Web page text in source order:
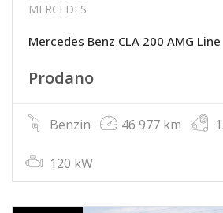
MERCEDES
Mercedes Benz CLA 200 AMG Line
Prodano
Benzin 46 977 km
120 kW